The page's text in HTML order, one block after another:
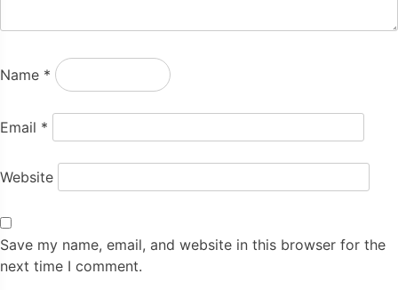
Name *
Email *
Website
Save my name, email, and website in this browser for the
next time I comment.